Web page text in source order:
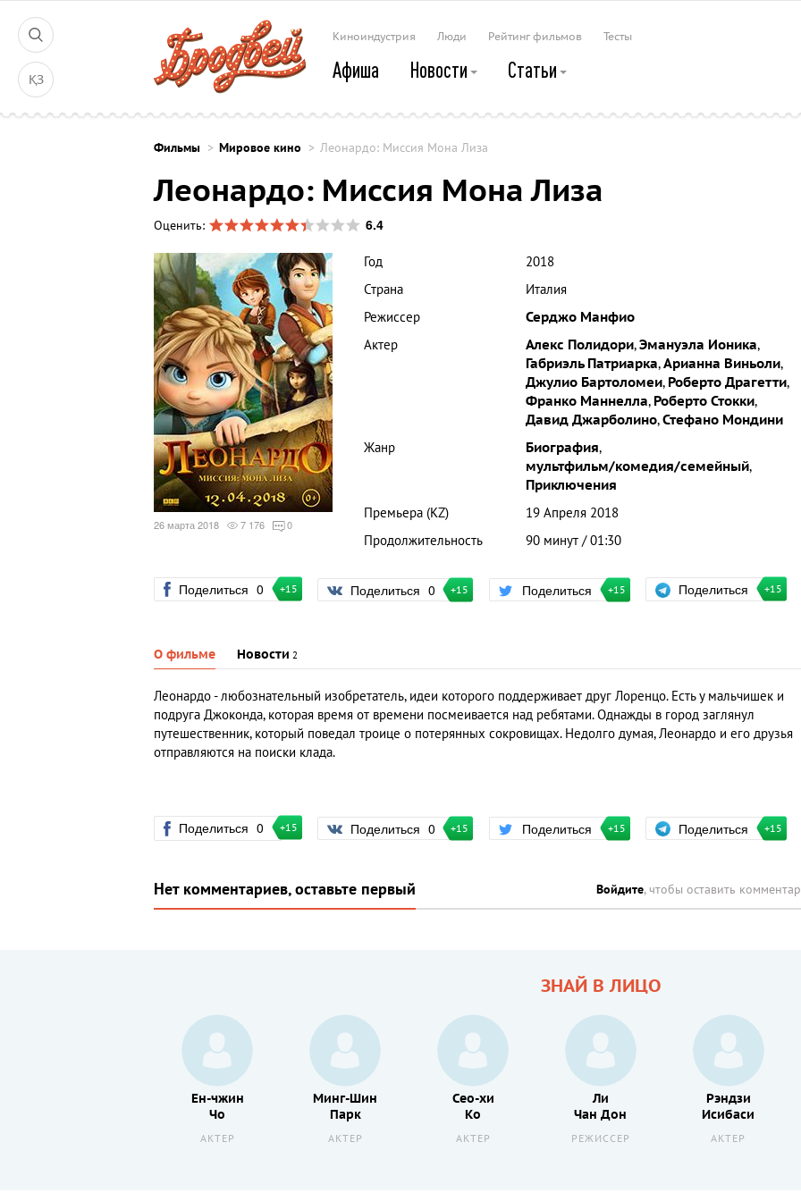
ҚЗ
Киноиндустрия Люди Рейтинг фильмов Тесты
Афиша Новости Статьи
Фильмы Мировое кино Леонардо: Миссия Мона Лиза
Леонардо: Миссия Мона Лиза
Оценить: 6.4
26 марта 2018 7 176 0
Год
2018
Страна
Италия
Режиссер
Серджо Манфио
Актер
Алекс Полидори,Эмануэла Ионика,
Габриэль Патриарка,Арианна Виньоли,
Джулио Бартоломеи, Роберто Драгетти,
Франко Маннелла, Роберто Стокки,
Давид Джарболино,Стефано Мондини
Жанр
Биография,
мультфильм/комедия/семейный,
Приключения
Премьера (KZ)
19 Апреля 2018
Продолжительность
90 минут / 01:30
Поделиться 0 +15 Поделиться 0 +15 Поделиться +15 Поделиться +15
О фильме Новости 2
Леонардо - любознательный изобретатель, идеи которого поддерживает друг Лоренцо. Есть у мальчишек и
подруга Джоконда, которая время от времени посмеивается над ребятами. Однажды в город заглянул
путешественник, который поведал троице о потерянных сокровищах. Недолго думая, Леонардо и его друзья
отправляются на поиски клада.
Поделиться 0 +15 Поделиться 0 +15 Поделиться +15 Поделиться +15
Нет комментариев, оставьте первый Войдите, чтобы оставить
ЗНАЙ В ЛИЦО
Ен-чжин
Чо
АКТЕР
Минг-Шин
Парк
АКТЕР
Сео-хи
Ко
АКТЕР
Ли
Чан Дон
РЕЖИССЕР
Рэндзи
Исибаси
АКТЕР